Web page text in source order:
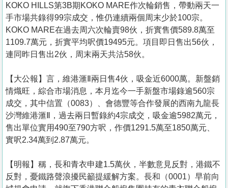
KOKO HILLS第3B期KOKO MARE作次輪銷售，帶動兩天一
手市場共錄得99宗成交，惟仍連續兩個周末少於100宗。
KOKO MARE在過去周六次輪賣98伙，折實售價589.8萬至
1109.7萬元，折實平均呎價19495元。項目即日售出56伙，
連同昨日售出2伙，周末兩天共沽58伙。
【大公報】言， 維港滙Ⅱ兩日售4伙，吸金近6000萬。新盤銷
情熾旺，綜合市場消息，本月迄今一手新盤市場錄逾560宗
成交，其中信置（0083）、會德豐等合作發展的西南九龍長
沙灣維港滙Ⅱ，過去兩日暫錄約4宗成交，吸金逾5982萬元，
售出單位實用490至790方呎，作價1291.5萬至1850萬元、
實呎2.34萬到2.87萬元。
【明報】稱，長和青衣申建1.5萬伙，半數意見反對，港鐵不
反對，憂鐵路聲浪擾民籲提緩解方案。長和（0001）早前向